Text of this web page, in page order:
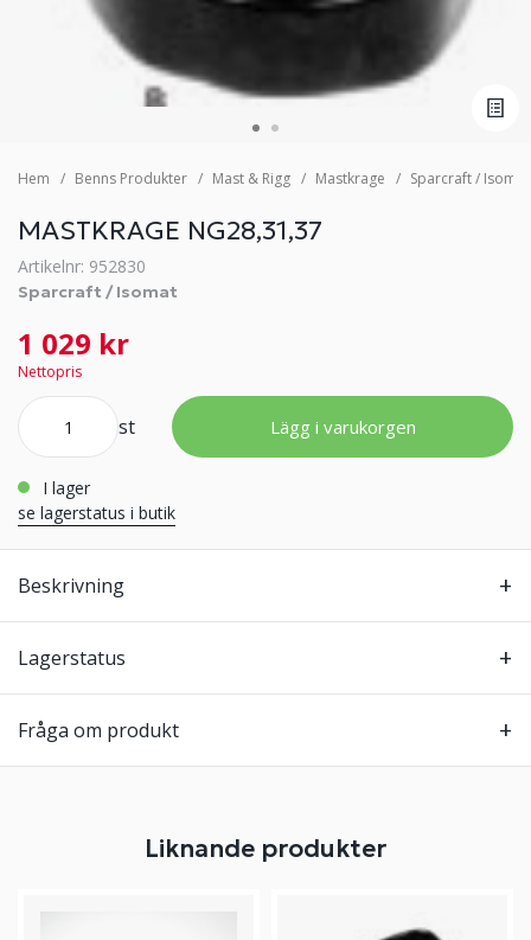
Hem Benns Produkter Mast & Rigg Mastkrage Sparcraft / Isomat
MASTKRAGE NG28,31,37
Artikelnr: 952830
Sparcraft / Isomat
1 029 kr
Nettopris
st Lägg i varukorgen
i lager
se lagerstatus i butik
Beskrivning
Lagerstatus
Fråga om produkt
Liknande produkter